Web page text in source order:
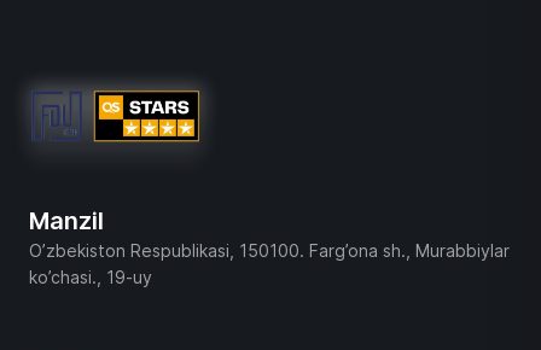
Manzil
O’zbekiston Respublikasi, 150100. Farg’ona sh., Murabbiylar
ko’chasi., 19-uy